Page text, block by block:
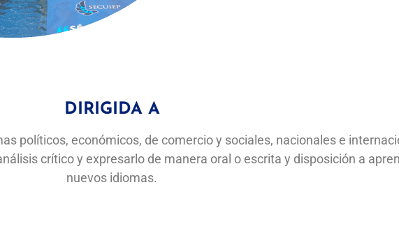
DIRIGIDA A
políticos, económicos, de comercio y sociales, nacionales e
crítico y expresarlo de manera oral o escrita y disposición a
nuevos idiomas.